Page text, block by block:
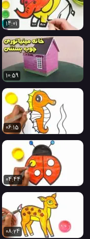
14:01
10:59
06:15
04:44
08:24